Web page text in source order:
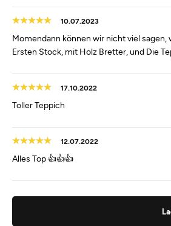
10.07.2023
Momendann können wir nicht viel sagen,
Ersten Stock, mit Holz Bretter, und Die
17.10.2022
Toller Teppich
12.07.2022
Alles Top 👍👍👍